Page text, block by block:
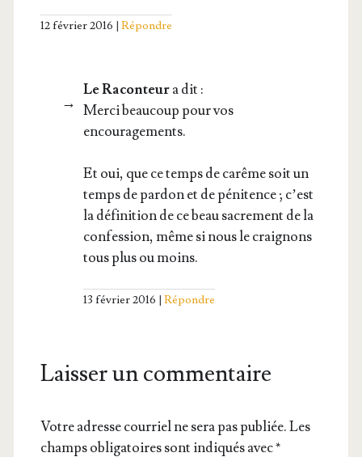
12 février 2016 Répondre
Le Raconteura dit :
Mer­ci beau­coup pour vos
encouragements.
Et oui, que ce temps de carême soit un
temps de par­don et de péni­tence ; c’est
la défi­ni­tion de ce beau sacre­ment de la
confes­sion, même si nous le crai­gnons
tous plus ou moins.
13 février 2016 Répondre
Laisser un commentaire
Votre adresse courriel ne sera pas publiée.Les
champs obligatoires sont indiqués avec*